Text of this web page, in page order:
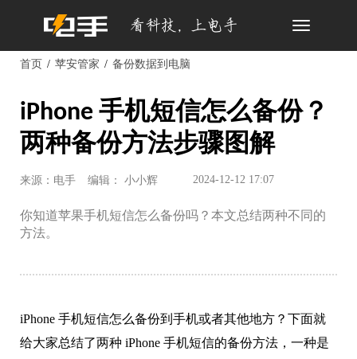
Toggle
首页 苹安管家 备份数据到电脑
iPhone 手机短信怎么备份？
两种备份方法步骤图解
来源：电手 编辑： 小小辉 2024-12-12 17:07
你知道苹果手机短信怎么备份吗？本文总结两种不同的
方法。
iPhone 手机短信怎么备份到手机或者其他地方？下面就
给大家总结了两种 iPhone 手机短信的备份方法，一种是